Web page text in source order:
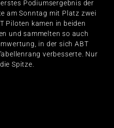
Podiumsergebnis der
am Sonntag mit Platz zwei
Piloten kamen in beiden
und sammelten so auch
in der sich ABT
verbesserte. Nur
Spitze.